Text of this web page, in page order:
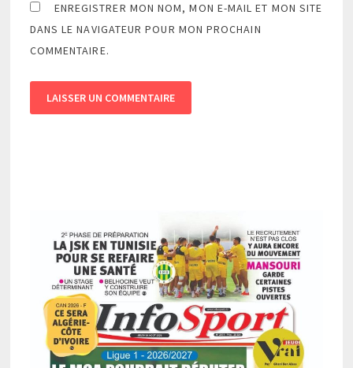
ENREGISTRER MON NOM, MON E-MAIL ET MON SITE
DANS LE NAVIGATEUR POUR MON PROCHAIN
COMMENTAIRE.